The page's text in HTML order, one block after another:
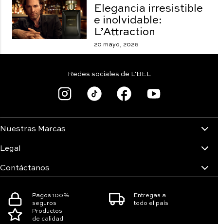
Elegancia irresistible
e inolvidable:
L’Attraction
20 mayo, 2026
Nuestras Marcas
Legal
Contáctanos
Redes sociales de L'BEL
Pagos 100%
seguros
Entregas a
todo el país
Productos
de calidad